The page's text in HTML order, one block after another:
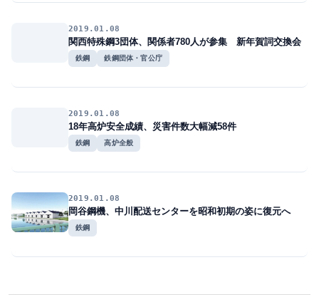
2019.01.08
関西特殊鋼3団体、関係者780人が参集 新年賀詞交換会
鉄鋼 鉄鋼団体・官公庁
2019.01.08
18年高炉安全成績、災害件数大幅減58件
鉄鋼 高炉全般
2019.01.08
岡谷鋼機、中川配送センターを昭和初期の姿に復元へ
鉄鋼